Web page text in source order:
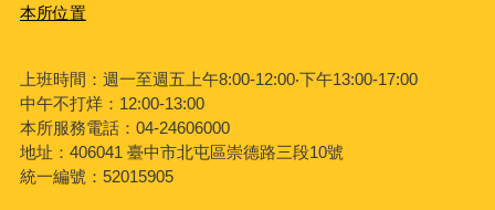
本所位置
上班時間：週一至週五上午8:00-12:00‧下午13:00-17:00
中午不打烊：12:00-13:00
本所服務電話：04-24606000
地址：406041 臺中市北屯區崇德路三段10號
統一編號：52015905